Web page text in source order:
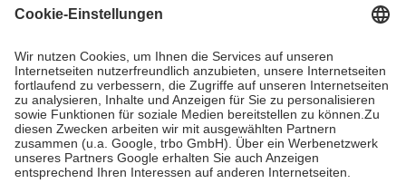
Grundsätzlich leisten Mitglieder Zuzahlungen in Höhe von zehn
höchstens zehn Euro.
Es sind jedoch nie mehr als die tatsächlichen
Kosten der Leistung zu entrichten.
Diese Regeln gelten grundsätzlich auch für Online-Apotheken.
Bei Heilmitteln und häuslicher Krankenpflege beträgt die
Zuzahlung zehn Prozent der Kosten sowie zehn Euro je
Verordnung.
Um das Engagement der Versicherten für ihre eigene Gesundheit zu
stärken und die besondere Stellung der Familie zu unterstützen,